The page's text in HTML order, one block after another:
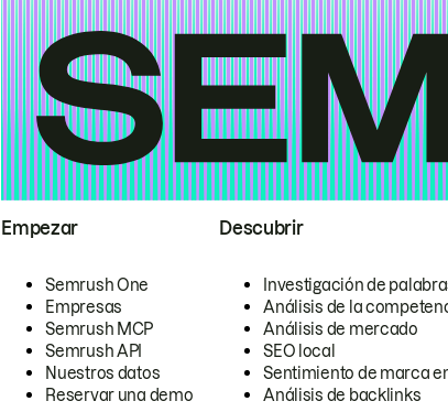
Empezar
Semrush One
Empresas
Semrush MCP
Semrush API
Nuestros datos
Reservar una demo
Descubrir
Investigación de
Análisis de la
Análisis de mercado
SEO local
Sentimiento de marca
Análisis de backlinks